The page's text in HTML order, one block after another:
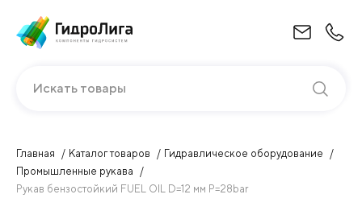
Искать товары
Главная Каталог товаров
Гидравлическое оборудование
Промышленные рукава
Рукав бензостойкий FUEL OIL D=12 мм P=28bar